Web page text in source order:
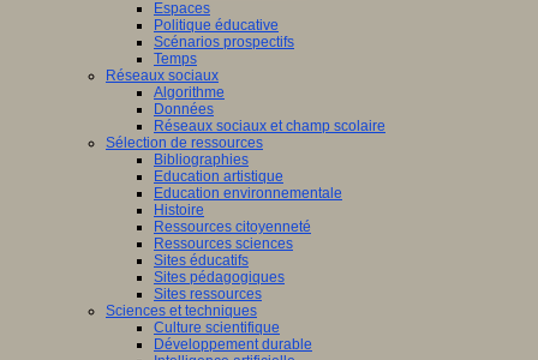
Espaces
Politique éducative
Scénarios prospectifs
Temps
Réseaux sociaux
Algorithme
Données
Réseaux sociaux et champ scolaire
Sélection de ressources
Bibliographies
Education artistique
Education environnementale
Histoire
Ressources citoyenneté
Ressources sciences
Sites éducatifs
Sites pédagogiques
Sites ressources
Sciences et techniques
Culture scientifique
Développement durable